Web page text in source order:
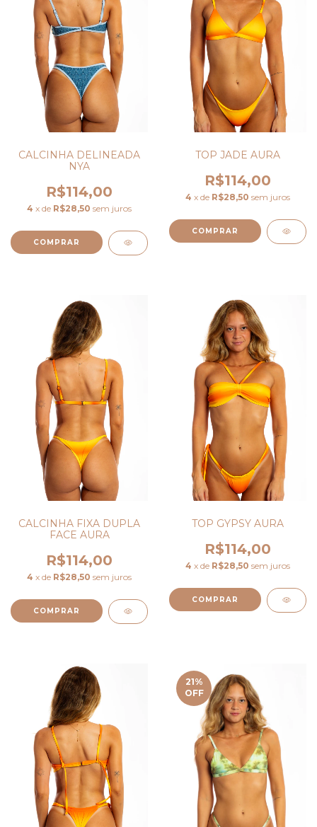
CALCINHA DELINEADA
NYA
R$114,00
4 x de R$28,50 sem juros
COMPRAR
TOP JADE AURA
R$114,00
4 x de R$28,50 sem juros
COMPRAR
CALCINHA FIXA DUPLA
FACE AURA
R$114,00
4 x de R$28,50 sem juros
COMPRAR
TOP GYPSY AURA
R$114,00
4 x de R$28,50 sem juros
COMPRAR
21%
OFF